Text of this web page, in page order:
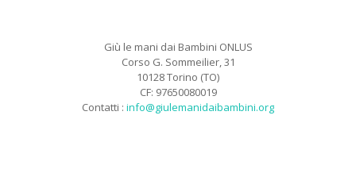
Giù le mani dai Bambini ONLUS
Corso G. Sommeilier, 31
10128 Torino (TO)
CF: 97650080019
Contatti : info@giulemanidaibambini.org